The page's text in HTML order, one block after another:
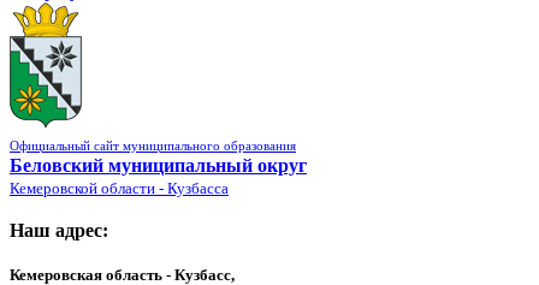
Официальный сайт муниципального образования
Беловский муниципальный округ
Кемеровской области - Кузбасса
Наш адрес:
Кемеровская область - Кузбасс,